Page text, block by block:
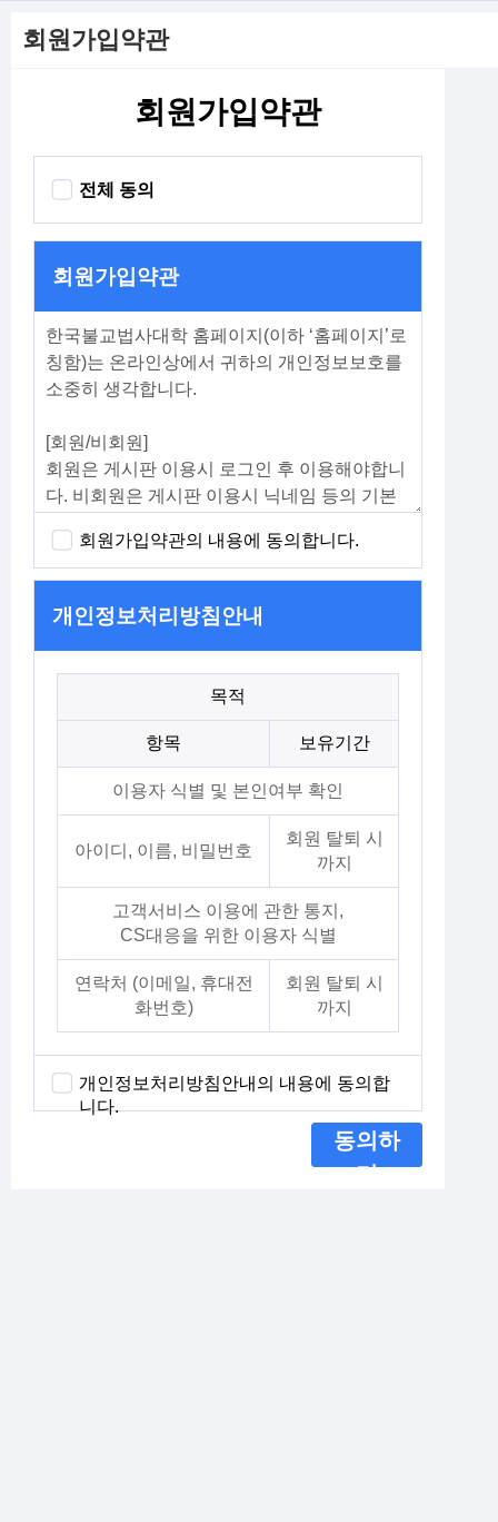
회원가입약관
회원가입약관
전체 동의
회원가입약관
회원가입약관의 내용에 동의합니다.
개인정보처리방침안내
목적
항목 보유기간
이용자 식별 및 본인여부 확인
아이디, 이름, 비밀번호
회원 탈퇴 시
까지
고객서비스 이용에 관한 통지,
CS대응을 위한 이용자 식별
연락처 (이메일, 휴대전
화번호)
회원 탈퇴 시
까지
개인정보처리방침안내의 내용에 동의합
니다.
동의하
기